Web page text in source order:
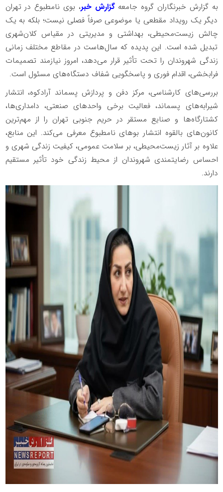
به گزارش خبرنگاران گروه جامعه گزارش خبر، بوی نامطبوع در تهران
دیگر یک رویداد مقطعی یا موضوعی صرفاً فصلی نیست؛ بلکه به یک
چالش زیست‌محیطی، بهداشتی و مدیریتی در مقیاس کلان‌شهری
تبدیل شده است. این پدیده که سال‌هاست در مقاطع مختلف زمانی
زندگی شهروندان را تحت تأثیر قرار می‌دهد، امروز نیازمند تصمیمات
فرابخشی، اقدام فوری و پاسخگویی شفاف دستگاه‌های مسئول است.
بررسی‌های کارشناسی، مرکز دفن و پردازش پسماند آرادکوه، انتشار
شیرابه‌های پسماند، فعالیت برخی واحدهای صنعتی، دامداری‌ها،
کشتارگاه‌ها و صنایع مستقر در حریم جنوبی تهران را از مهم‌ترین
کانون‌های بالقوه انتشار بوهای نامطبوع معرفی می‌کند. این منابع،
علاوه بر آثار زیست‌محیطی، بر سلامت عمومی، کیفیت زندگی شهری و
احساس رضایتمندی شهروندان از محیط زندگی خود تأثیر مستقیم
دارند.